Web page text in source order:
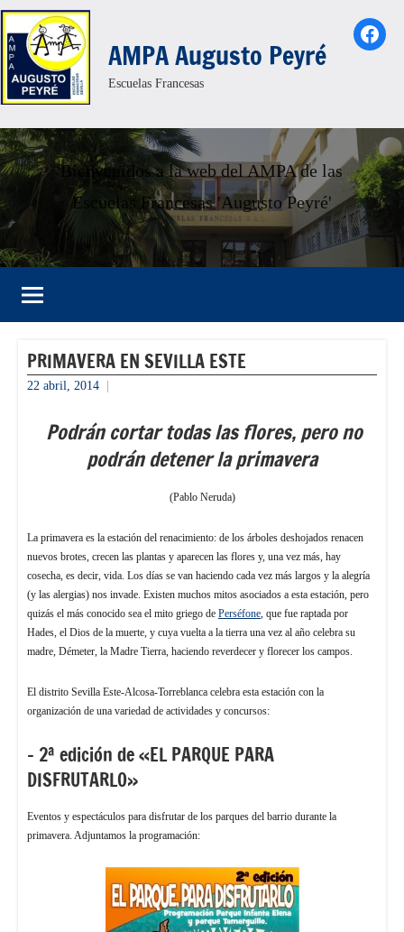
Saltar
al
contenido
AMPA Augusto Peyré
Escuelas Francesas
Bienvenidos a la web del AMPA de las
Escuelas Francesas 'Augusto Peyré'
PRIMAVERA EN SEVILLA ESTE
22 abril, 2014
Podrán cortar todas las flores, pero no
podrán detener la primavera
(Pablo Neruda)
La primavera es la estación del renacimiento: de los árboles deshojados renacen
nuevos brotes, crecen las plantas y aparecen las flores y, una vez más, hay
cosecha, es decir, vida. Los días se van haciendo cada vez más largos y la alegría
(y las alergias) nos invade. Existen muchos mitos asociados a esta estación, pero
quizás el más conocido sea el mito griego de Perséfone , que fue raptada por
Hades, el Dios de la muerte, y cuya vuelta a la tierra una vez al año celebra su
madre, Démeter, la Madre Tierra, haciendo reverdecer y florecer los campos.
El distrito Sevilla Este-Alcosa-Torreblanca celebra esta estación con la
organización de una variedad de actividades y concursos:
– 2ª edición de «EL PARQUE PARA
DISFRUTARLO»
Eventos y espectáculos para disfrutar de los parques del barrio durante la
primavera. Adjuntamos la programación: